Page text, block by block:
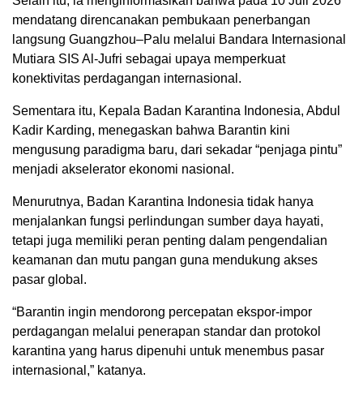
mendatang direncanakan pembukaan penerbangan
langsung Guangzhou–Palu melalui Bandara Internasional
Mutiara SIS Al-Jufri sebagai upaya memperkuat
konektivitas perdagangan internasional.
Sementara itu, Kepala Badan Karantina Indonesia, Abdul
Kadir Karding, menegaskan bahwa Barantin kini
mengusung paradigma baru, dari sekadar “penjaga pintu”
menjadi akselerator ekonomi nasional.
Menurutnya, Badan Karantina Indonesia tidak hanya
menjalankan fungsi perlindungan sumber daya hayati,
tetapi juga memiliki peran penting dalam pengendalian
keamanan dan mutu pangan guna mendukung akses
pasar global.
“Barantin ingin mendorong percepatan ekspor-impor
perdagangan melalui penerapan standar dan protokol
karantina yang harus dipenuhi untuk menembus pasar
internasional,” katanya.